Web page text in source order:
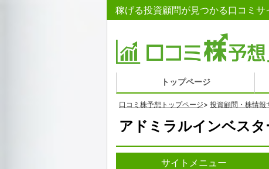
稼げる投資顧問が見つかる口コミ
トップページ
口コミ株予想トップページ> 投資顧問・株情報
アドミラルインベス
サイトメニュー